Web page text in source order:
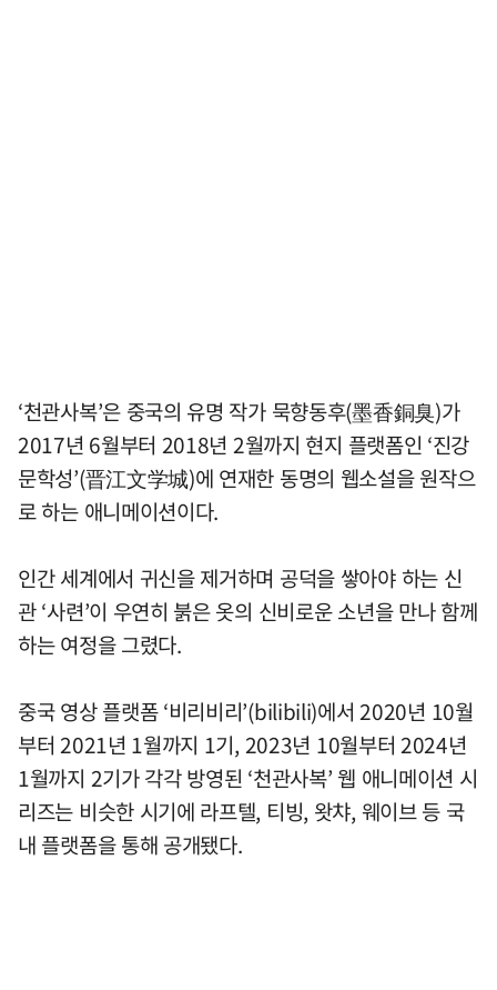
‘천관사복’은 중국의 유명 작가 묵향동후(墨香銅臭)가
2017년 6월부터 2018년 2월까지 현지 플랫폼인 ‘진강
문학성’(晋江文学城)에 연재한 동명의 웹소설을 원작으
로 하는 애니메이션이다.
인간 세계에서 귀신을 제거하며 공덕을 쌓아야 하는 신
관 ‘사련’이 우연히 붉은 옷의 신비로운 소년을 만나 함께
하는 여정을 그렸다.
중국 영상 플랫폼 ‘비리비리’(bilibili)에서 2020년 10월
부터 2021년 1월까지 1기, 2023년 10월부터 2024년
1월까지 2기가 각각 방영된 ‘천관사복’ 웹 애니메이션 시
리즈는 비슷한 시기에 라프텔, 티빙, 왓챠, 웨이브 등 국
내 플랫폼을 통해 공개됐다.